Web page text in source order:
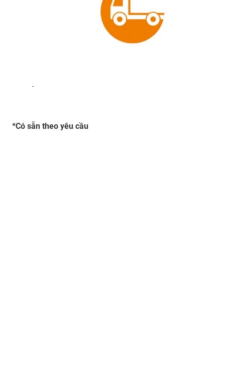
-
*Có sẵn theo yêu cầu